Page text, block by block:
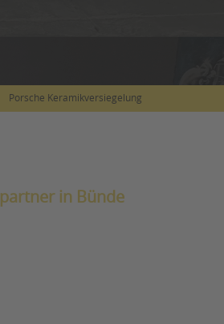
Porsche Keramikversiegelung
in Bünde